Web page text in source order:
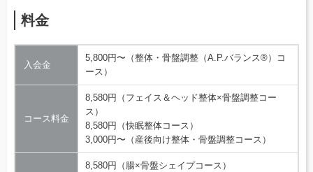
料金
入会金
5,800円〜（整体・骨盤調整（A.P.バランス®）コ
ース）
コース料金
8,580円（フェイス＆ヘッド整体×骨盤調整コー
ス）
8,580円（快眠整体コース）
3,000円〜（産後向け整体・骨盤調整コース）
8,580円（腸×骨盤シェイプコース）